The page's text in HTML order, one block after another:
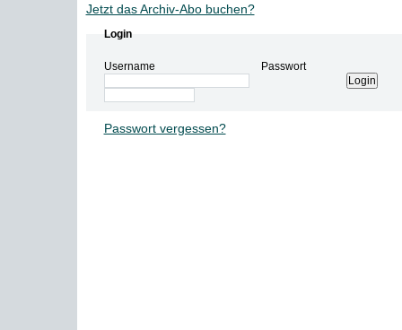
Jetzt das Archiv-Abo buchen?
Login
Username Passwort
Passwort vergessen?